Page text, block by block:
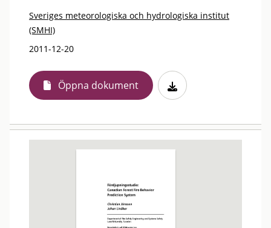
Sveriges meteorologiska och hydrologiska institut
(SMHI)
2011-12-20
Öppna dokument